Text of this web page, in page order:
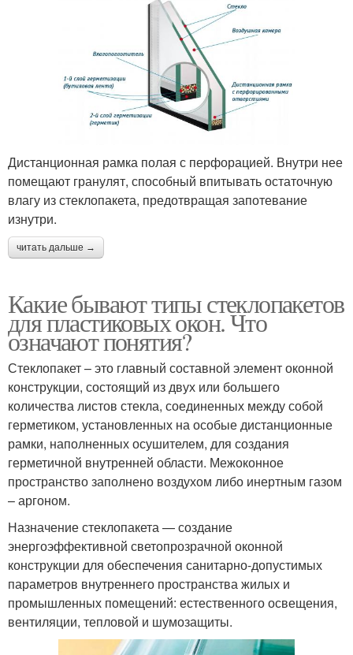
Дистанционная рамка полая с перфорацией. Внутри нее
помещают гранулят, способный впитывать остаточную
влагу из стеклопакета, предотвращая запотевание
изнутри.
читать дальше →
Какие бывают типы стеклопакетов
для пластиковых окон. Что
означают понятия?
Стеклопакет – это главный составной элемент оконной
конструкции, состоящий из двух или большего
количества листов стекла, соединенных между собой
герметиком, установленных на особые дистанционные
рамки, наполненных осушителем, для создания
герметичной внутренней области. Межоконное
пространство заполнено воздухом либо инертным газом
– аргоном.
Назначение стеклопакета — создание
энергоэффективной светопрозрачной оконной
конструкции для обеспечения санитарно-допустимых
параметров внутреннего пространства жилых и
промышленных помещений: естественного освещения,
вентиляции, тепловой и шумозащиты.